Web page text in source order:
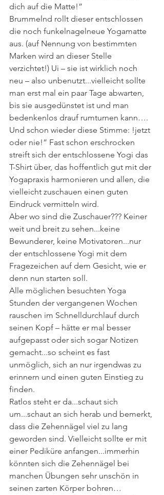
dich auf die Matte!”
Brummelnd rollt dieser entschlossen
die noch funkelnagelneue Yogamatte
aus. (auf Nennung von bestimmten
Marken wird an dieser Stelle
verzichtet!) Ui – sie ist wirklich noch
neu – also unbenutzt...vielleicht sollte
man erst mal ein paar Tage abwarten,
bis sie ausgedünstet ist und man
bedenkenlos drauf rumturnen kann….
Und schon wieder diese Stimme: !jetzt
oder nie!” Fast schon erschrocken
streift sich der entschlossene Yogi das
T-Shirt über, das hoffentlich gut mit der
Yogapraxis harmonieren und allen, die
vielleicht zuschauen einen guten
Eindruck vermitteln wird.
Aber wo sind die Zuschauer??? Keiner
weit und breit zu sehen...keine
Bewunderer, keine Motivatoren...nur
der entschlossene Yogi mit dem
Fragezeichen auf dem Gesicht, wie er
denn nun starten soll.
Alle möglichen besuchten Yoga
Stunden der vergangenen Wochen
rauschen im Schnelldurchlauf durch
seinen Kopf – hätte er mal besser
aufgepasst oder sich sogar Notizen
gemacht...so scheint es fast
unmöglich, sich an nur irgendwas zu
erinnern und einen guten Einstieg zu
finden.
Ratlos steht er da...schaut sich
um...schaut an sich herab und bemerkt,
dass die Zehennägel viel zu lang
geworden sind. Vielleicht sollte er mit
einer Pediküre anfangen...immerhin
könnten sich die Zehennägel bei
manchen Übungen sehr unschön in
seinen zarten Körper bohren…